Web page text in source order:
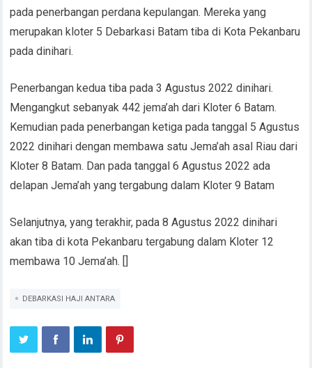
pada penerbangan perdana kepulangan. Mereka yang
merupakan kloter 5 Debarkasi Batam tiba di Kota Pekanbaru
pada dinihari.
Penerbangan kedua tiba pada 3 Agustus 2022 dinihari.
Mengangkut sebanyak 442 jema’ah dari Kloter 6 Batam.
Kemudian pada penerbangan ketiga pada tanggal 5 Agustus
2022 dinihari dengan membawa satu Jema’ah asal Riau dari
Kloter 8 Batam. Dan pada tanggal 6 Agustus 2022 ada
delapan Jema’ah yang tergabung dalam Kloter 9 Batam
Selanjutnya, yang terakhir, pada 8 Agustus 2022 dinihari
akan tiba di kota Pekanbaru tergabung dalam Kloter 12
membawa 10 Jema’ah. []
DEBARKASI HAJI ANTARA